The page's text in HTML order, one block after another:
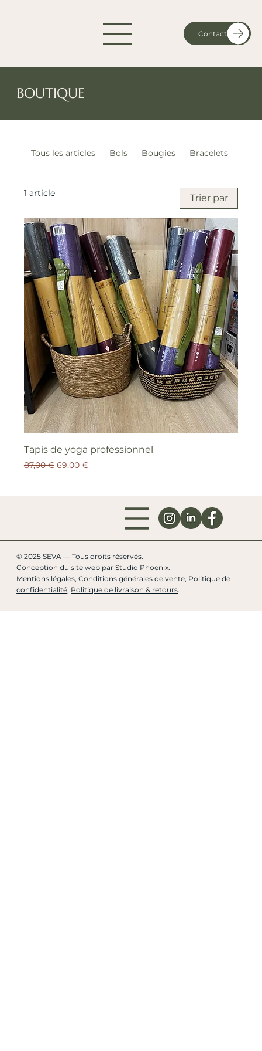
Contact
BOUTIQUE
Tous les articles Bols Bougies Bracelets
1 article Trier par
Tapis de yoga professionnel
Prix original
87,00 € Prix promotionnel
69,00 €
© 2025 SEVA — Tous droits réservés.
Conception du site web parStudio Phoenix.
Mentions légales,Conditions générales de vente, Politique de
confidentialité, Politique de livraison & retours.